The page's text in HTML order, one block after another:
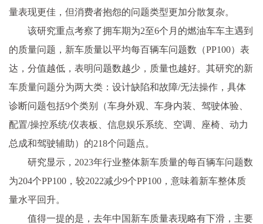
量表现更佳，但消费者抱怨的问题类型更加分散复杂。
该研究重点考察了拥车期为2至6个月的燃油车车主遇到
的质量问题，新车质量以平均每百辆车问题数（PP100）表
达，分值越低，表明问题数越少，质量也越好。其研究的新
车质量问题分为两大类：设计缺陷和故障/无法操作，具体
诊断问题包括9个类别（车身外观、车身内装、驾驶体验、
配置/操控系统/仪表板、信息娱乐系统、空调、座椅、动力
总成和驾驶辅助）的218个问题点。
研究显示，2023年行业整体新车质量的每百辆车问题数
为204个PP100，较2022减少9个PP100，意味着新车整体质
量水平回升。
值得一提的是，去年中国新车质量表现略有下滑，主要